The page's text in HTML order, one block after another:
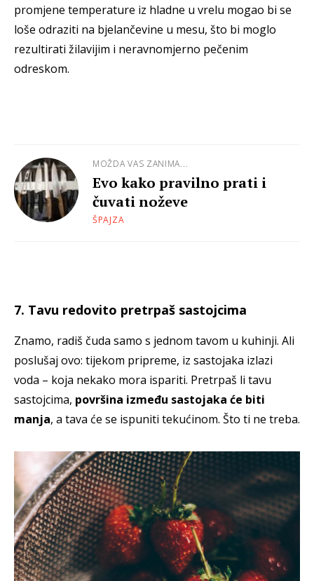
promjene temperature iz hladne u vrelu mogao bi se
loše odraziti na bjelančevine u mesu, što bi moglo
rezultirati žilavijim i neravnomjerno pečenim
odreskom.
MOŽDA VAS ZANIMA...
Evo kako pravilno prati i
čuvati noževe
ŠPAJZA
7. Tavu redovito pretrpaš sastojcima
Znamo, radiš čuda samo s jednom tavom u kuhinji. Ali
poslušaj ovo: tijekom pripreme, iz sastojaka izlazi
voda – koja nekako mora ispariti. Pretrpaš li tavu
sastojcima, površina između sastojaka će biti
manja, a tava će se ispuniti tekućinom. Što ti ne treba.